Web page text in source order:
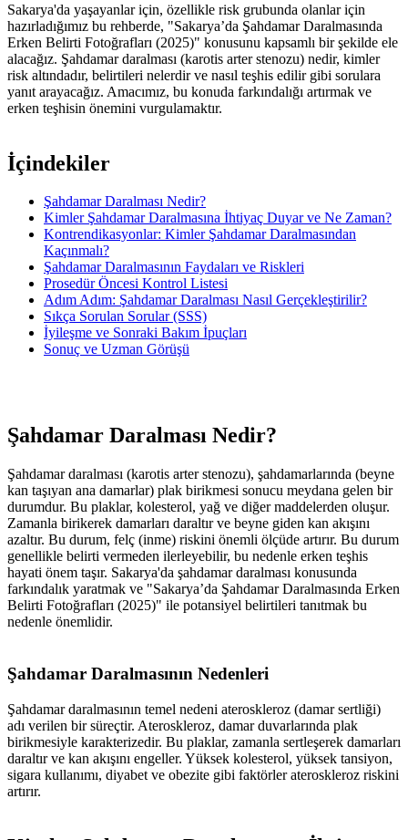
Sakarya'da yaşayanlar için, özellikle risk grubunda olanlar için
hazırladığımız bu rehberde, "Sakarya’da Şahdamar Daralmasında
Erken Belirti Fotoğrafları (2025)" konusunu kapsamlı bir şekilde ele
alacağız. Şahdamar daralması (karotis arter stenozu) nedir, kimler
risk altındadır, belirtileri nelerdir ve nasıl teşhis edilir gibi sorulara
yanıt arayacağız. Amacımız, bu konuda farkındalığı artırmak ve
erken teşhisin önemini vurgulamaktır.
İçindekiler
Şahdamar Daralması Nedir?
Kimler Şahdamar Daralmasına İhtiyaç Duyar ve Ne Zaman?
Kontrendikasyonlar: Kimler Şahdamar Daralmasından
Kaçınmalı?
Şahdamar Daralmasının Faydaları ve Riskleri
Prosedür Öncesi Kontrol Listesi
Adım Adım: Şahdamar Daralması Nasıl Gerçekleştirilir?
Sıkça Sorulan Sorular (SSS)
İyileşme ve Sonraki Bakım İpuçları
Sonuç ve Uzman Görüşü
Şahdamar Daralması Nedir?
Şahdamar daralması (karotis arter stenozu), şahdamarlarında (beyne
kan taşıyan ana damarlar) plak birikmesi sonucu meydana gelen bir
durumdur. Bu plaklar, kolesterol, yağ ve diğer maddelerden oluşur.
Zamanla birikerek damarları daraltır ve beyne giden kan akışını
azaltır. Bu durum, felç (inme) riskini önemli ölçüde artırır. Bu durum
genellikle belirti vermeden ilerleyebilir, bu nedenle erken teşhis
hayati önem taşır. Sakarya'da şahdamar daralması konusunda
farkındalık yaratmak ve "Sakarya’da Şahdamar Daralmasında Erken
Belirti Fotoğrafları (2025)" ile potansiyel belirtileri tanıtmak bu
nedenle önemlidir.
Şahdamar Daralmasının Nedenleri
Şahdamar daralmasının temel nedeni ateroskleroz (damar sertliği)
adı verilen bir süreçtir. Ateroskleroz, damar duvarlarında plak
birikmesiyle karakterizedir. Bu plaklar, zamanla sertleşerek damarları
daraltır ve kan akışını engeller. Yüksek kolesterol, yüksek tansiyon,
sigara kullanımı, diyabet ve obezite gibi faktörler ateroskleroz riskini
artırır.